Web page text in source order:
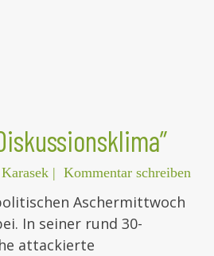
| Kommentar schreiben
Aschermittwoch
In seiner rund 30-
attackierte